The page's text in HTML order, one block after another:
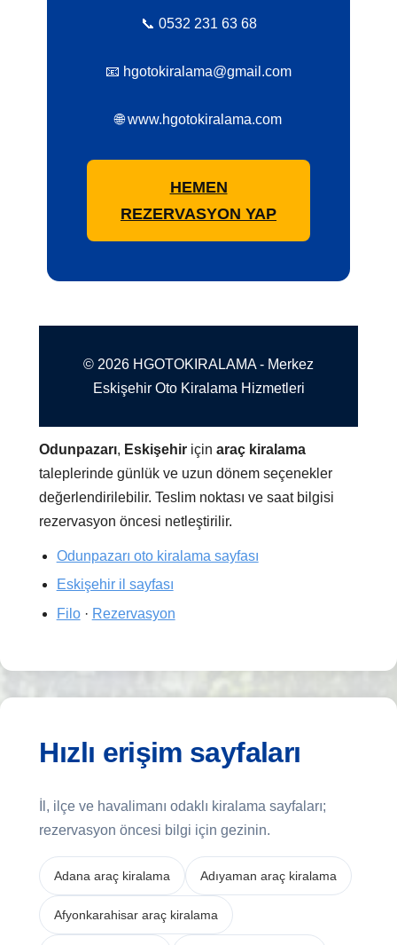
📞 0532 231 63 68
📧 hgotokiralama@gmail.com
🌐 www.hgotokiralama.com
HEMEN
REZERVASYON YAP
© 2026 HGOTOKIRALAMA - Merkez
Eskişehir Oto Kiralama Hizmetleri
Odunpazarı, Eskişehir içinaraç kiralama
taleplerinde günlük ve uzun dönem seçenekler
değerlendirilebilir. Teslim noktası ve saat bilgisi
rezervasyon öncesi netleştirilir.
Odunpazarı oto kiralama sayfası
Eskişehir il sayfası
Filo· Rezervasyon
Hızlı erişim sayfaları
İl, ilçe ve havalimanı odaklı kiralama sayfaları;
rezervasyon öncesi bilgi için gezinin.
Adana araç kiralama Adıyaman araç kiralama
Afyonkarahisar araç kiralama